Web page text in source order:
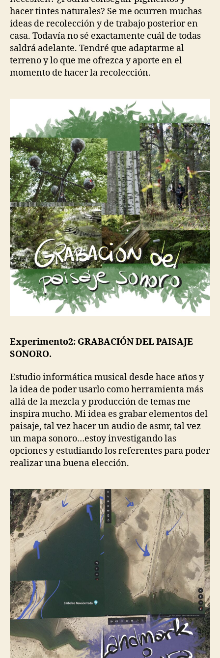
hacer tintes naturales? Se me ocurren muchas
ideas de recolección y de trabajo posterior en
casa. Todavía no sé exactamente cuál de todas
saldrá adelante. Tendré que adaptarme al
terreno y lo que me ofrezca y aporte en el
momento de hacer la recolección.
Experimento2: GRABACIÓN DEL PAISAJE
SONORO.
Estudio informática musical desde hace años y
la idea de poder usarlo como herramienta más
allá de la mezcla y producción de temas me
inspira mucho. Mi idea es grabar elementos del
paisaje, tal vez hacer un audio de asmr, tal vez
un mapa sonoro…estoy investigando las
opciones y estudiando los referentes para poder
realizar una buena elección.